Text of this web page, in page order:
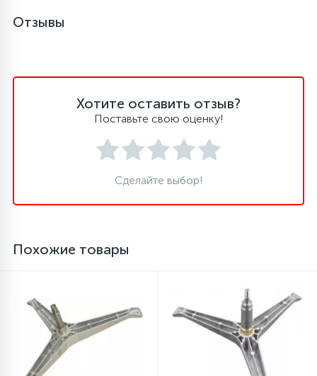
Отзывы
Хотите оставить отзыв?
Поставьте свою оценку!
Сделайте выбор!
Похожие товары